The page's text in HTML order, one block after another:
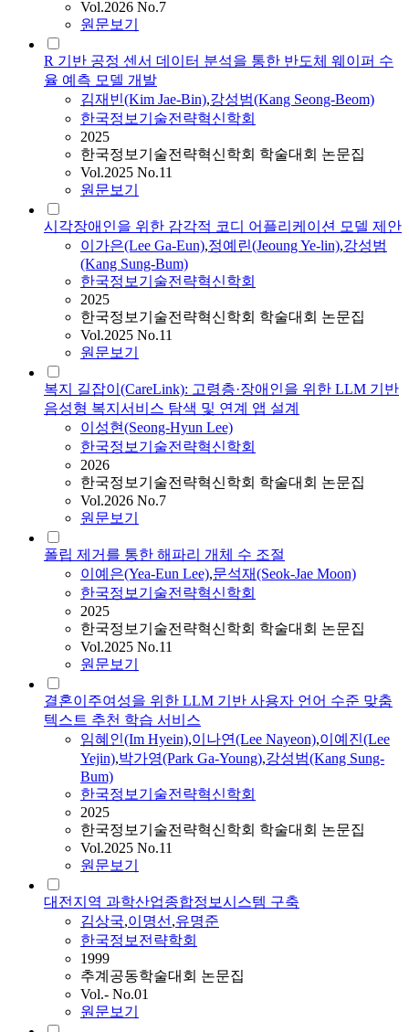
Vol.2026 No.7
원문보기
R 기반 공정 센서 데이터 분석을 통한 반도체 웨이퍼 수
율 예측 모델 개발
김재빈(Kim Jae-Bin),강성범(Kang Seong-Beom)
한국정보기술전략혁신학회
2025
한국정보기술전략혁신학회 학술대회 논문집
Vol.2025 No.11
원문보기
시각장애인을 위한 감각적 코디 어플리케이션 모델 제안
이가은(Lee Ga-Eun),정예린(Jeoung Ye-lin),강성범
(Kang Sung-Bum)
한국정보기술전략혁신학회
2025
한국정보기술전략혁신학회 학술대회 논문집
Vol.2025 No.11
원문보기
복지 길잡이(CareLink): 고령층·장애인을 위한 LLM 기반
음성형 복지서비스 탐색 및 연계 앱 설계
이성현(Seong-Hyun Lee)
한국정보기술전략혁신학회
2026
한국정보기술전략혁신학회 학술대회 논문집
Vol.2026 No.7
원문보기
폴립 제거를 통한 해파리 개체 수 조절
이예은(Yea-Eun Lee),문석재(Seok-Jae Moon)
한국정보기술전략혁신학회
2025
한국정보기술전략혁신학회 학술대회 논문집
Vol.2025 No.11
원문보기
결혼이주여성을 위한 LLM 기반 사용자 언어 수준 맞춤
텍스트 추천 학습 서비스
임혜인(Im Hyein),이나연(Lee Nayeon),이예진(Lee
Yejin),박가영(Park Ga-Young),강성범(Kang Sung-
Bum)
한국정보기술전략혁신학회
2025
한국정보기술전략혁신학회 학술대회 논문집
Vol.2025 No.11
원문보기
대전지역 과학산업종합정보시스템 구축
김상국,이명선,유명준
한국정보전략학회
1999
추계공동학술대회 논문집
Vol.- No.01
원문보기